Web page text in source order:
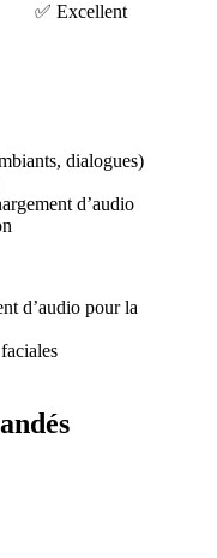
✅ Excellent
dialogues)
d’audio
d’audio pour la